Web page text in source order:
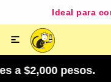
Ideal para

a $2,000